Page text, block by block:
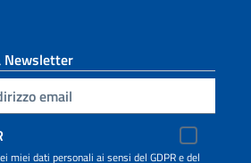
Newsletter
miei dati personali ai sensi del GDPR e del